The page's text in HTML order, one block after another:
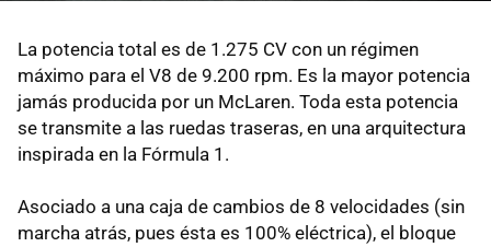
La potencia total es de 1.275 CV con un régimen
máximo para el V8 de 9.200 rpm. Es la mayor potencia
jamás producida por un McLaren. Toda esta potencia
se transmite a las ruedas traseras, en una arquitectura
inspirada en la Fórmula 1.
Asociado a una caja de cambios de 8 velocidades (sin
marcha atrás, pues ésta es 100% eléctrica), el bloque